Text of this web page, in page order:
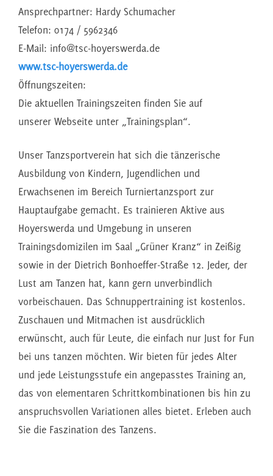
Ansprechpartner: Hardy Schumacher
Telefon: 0174 / 5962346
E-Mail: info@tsc-hoyerswerda.de
www.tsc-hoyerswerda.de
Öffnungszeiten:
Die aktuellen Trainingszeiten finden Sie auf
unserer Webseite unter „Trainingsplan“.
Unser Tanzsportverein hat sich die tänzerische
Ausbildung von Kindern, Jugendlichen und
Erwachsenen im Bereich Turniertanzsport zur
Hauptaufgabe gemacht. Es trainieren Aktive aus
Hoyerswerda und Umgebung in unseren
Trainingsdomizilen im Saal „Grüner Kranz“ in Zeißig
sowie in der Dietrich Bonhoeffer-Straße 12. Jeder, der
Lust am Tanzen hat, kann gern unverbindlich
vorbeischauen. Das Schnuppertraining ist kostenlos.
Zuschauen und Mitmachen ist ausdrücklich
erwünscht, auch für Leute, die einfach nur Just for Fun
bei uns tanzen möchten. Wir bieten für jedes Alter
und jede Leistungsstufe ein angepasstes Training an,
das von elementaren Schrittkombinationen bis hin zu
anspruchsvollen Variationen alles bietet. Erleben auch
Sie die Faszination des Tanzens.